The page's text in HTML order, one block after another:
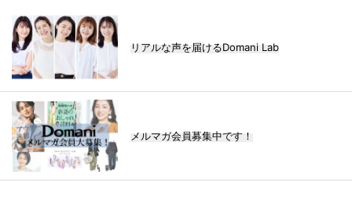
リアルな声を届けるDomani Lab
メルマガ会員募集中です！